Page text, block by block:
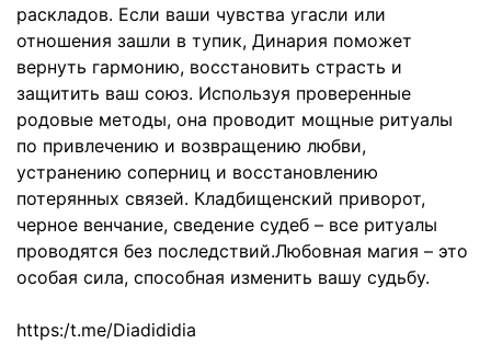
раскладов. Если ваши чувства угасли или
отношения зашли в тупик, Динария поможет
вернуть гармонию, восстановить страсть и
защитить ваш союз. Используя проверенные
родовые методы, она проводит мощные ритуалы
по привлечению и возвращению любви,
устранению соперниц и восстановлению
потерянных связей. Кладбищенский приворот,
черное венчание, сведение судеб – все ритуалы
проводятся без последствий.Любовная магия – это
особая сила, способная изменить вашу судьбу.
https:/t.me/Diadididia